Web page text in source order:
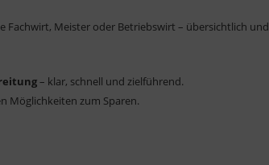
Fachwirt, Meister oder Betriebswirt – übersichtlich und
– klar, schnell und zielführend.
Möglichkeiten zum Sparen.